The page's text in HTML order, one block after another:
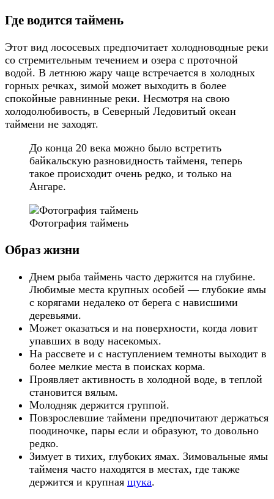
Где водится таймень
Этот вид лососевых предпочитает холодноводные реки
со стремительным течением и озера с проточной
водой. В летнюю жару чаще встречается в холодных
горных речках, зимой может выходить в более
спокойные равнинные реки. Несмотря на свою
холодолюбивость, в Северный Ледовитый океан
таймени не заходят.
До конца 20 века можно было встретить
байкальскую разновидность тайменя, теперь
такое происходит очень редко, и только на
Ангаре.
Фотография таймень
Образ жизни
Днем рыба таймень часто держится на глубине.
Любимые места крупных особей — глубокие ямы
с корягами недалеко от берега с нависшими
деревьями.
Может оказаться и на поверхности, когда ловит
упавших в воду насекомых.
На рассвете и с наступлением темноты выходит в
более мелкие места в поисках корма.
Проявляет активность в холодной воде, в теплой
становится вялым.
Молодняк держится группой.
Повзрослевшие таймени предпочитают держаться
поодиночке, пары если и образуют, то довольно
редко.
Зимует в тихих, глубоких ямах. Зимовальные ямы
тайменя часто находятся в местах, где также
держится и крупная щука.